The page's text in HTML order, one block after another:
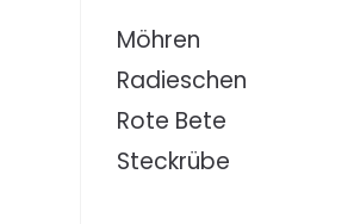
Möhren
Radieschen
Rote Bete
Steckrübe